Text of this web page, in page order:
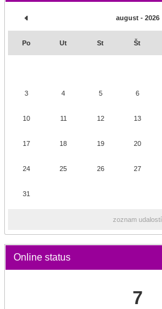
august - 2026
Po Ut St Št
3 4 5 6
10 11 12 13
17 18 19 20
24 25 26 27
31
zoznam udalostí
Online status
7